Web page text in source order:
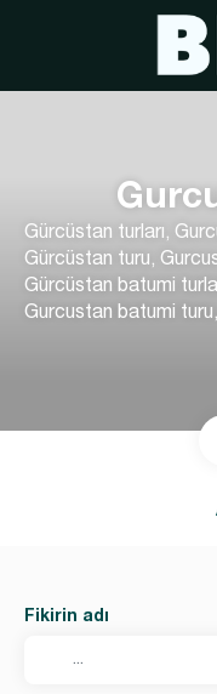
Gürcüstan turları,
Gürcüstan turu,
Gürcüstan batumi
Gurcustan batumi
Fikirin adı